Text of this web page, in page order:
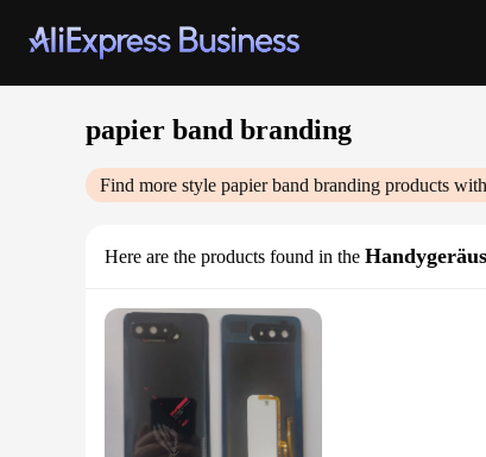
papier band branding
Find more style papier band branding products
Here are the products found in the